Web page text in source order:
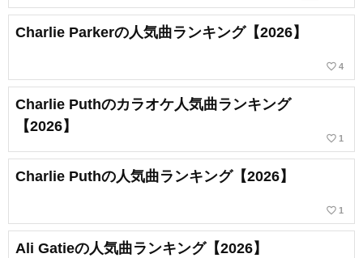
Charlie Parkerの人気曲ランキング【2026】
favorite_border 4
Charlie Puthのカラオケ人気曲ランキング
【2026】
favorite_border 1
Charlie Puthの人気曲ランキング【2026】
favorite_border 1
Ali Gatieの人気曲ランキング【2026】